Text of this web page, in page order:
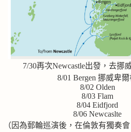
7/30再次Newcastle出發，去挪
8/01 Bergen 挪威卑爾
8/02 Olden
8/03 Flam
8/04 Eidfjord
8/06 Newcaslte
（因為郵輪巡演後，在倫敦有獨奏